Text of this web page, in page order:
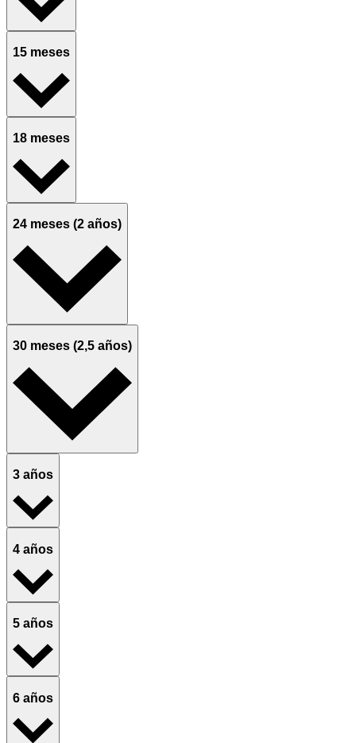
15 meses
18 meses
24 meses (2 años)
30 meses (2,5 años)
3 años
4 años
5 años
6 años